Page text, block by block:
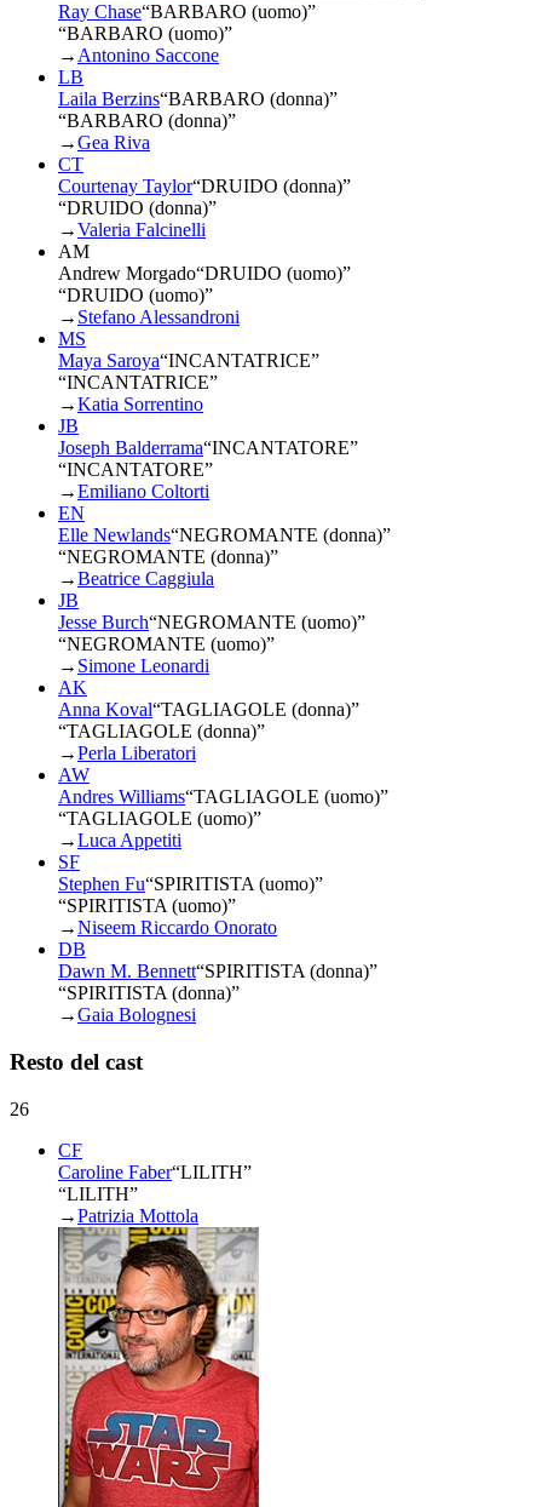
Ray Chase“BARBARO (uomo)”
“BARBARO (uomo)”
→ Antonino Saccone
LB
Laila Berzins“BARBARO (donna)”
“BARBARO (donna)”
→Gea Riva
CT
Courtenay Taylor“DRUIDO (donna)”
“DRUIDO (donna)”
→Valeria Falcinelli
AM
Andrew Morgado“DRUIDO (uomo)”
“DRUIDO (uomo)”
→ Stefano Alessandroni
MS
Maya Saroya“INCANTATRICE”
“INCANTATRICE”
→Katia Sorrentino
JB
Joseph Balderrama“INCANTATORE”
“INCANTATORE”
→Emiliano Coltorti
EN
Elle Newlands“NEGROMANTE (donna)”
“NEGROMANTE (donna)”
→Beatrice Caggiula
JB
Jesse Burch“NEGROMANTE (uomo)”
“NEGROMANTE (uomo)”
→ Simone Leonardi
AK
Anna Koval“TAGLIAGOLE (donna)”
“TAGLIAGOLE (donna)”
→Perla Liberatori
AW
Andres Williams“TAGLIAGOLE (uomo)”
“TAGLIAGOLE (uomo)”
→Luca Appetiti
SF
Stephen Fu“SPIRITISTA (uomo)”
“SPIRITISTA (uomo)”
→Niseem Riccardo Onorato
DB
Dawn M. Bennett“SPIRITISTA (donna)”
“SPIRITISTA (donna)”
→Gaia Bolognesi
Resto del cast
26
CF
Caroline Faber“LILITH”
“LILITH”
→Patrizia Mottola